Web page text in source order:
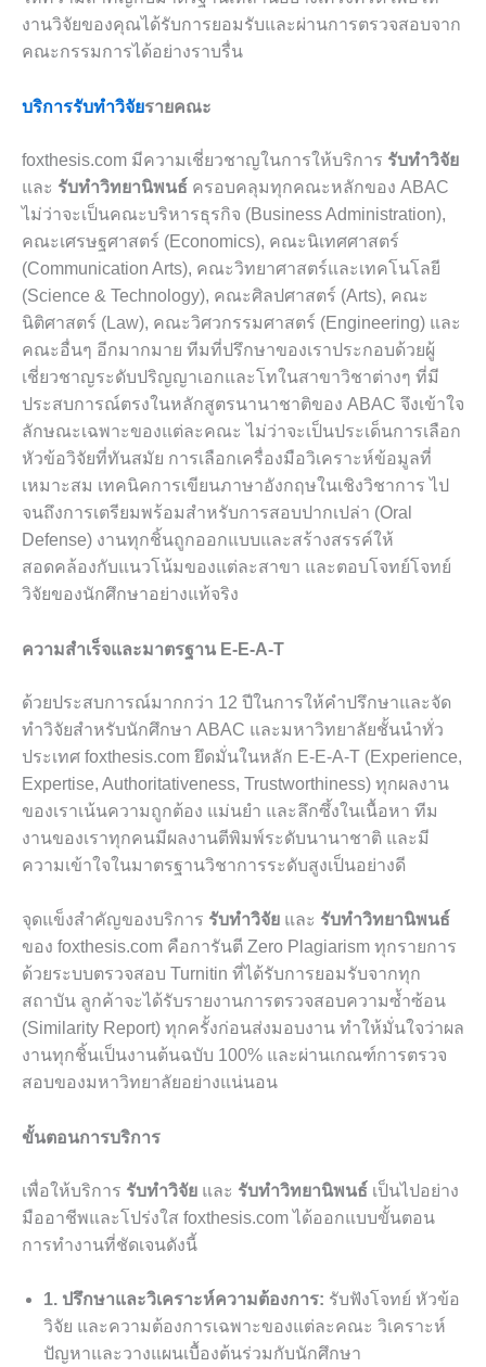
งานวิจัยของคุณได้รับการยอมรับและผ่านการตรวจสอบจาก
คณะกรรมการได้อย่างราบรื่น
บริการรับทำวิจัยรายคณะ
foxthesis.com มีความเชี่ยวชาญในการให้บริการ รับทำวิจัย
และ รับทำวิทยานิพนธ์ ครอบคลุมทุกคณะหลักของ ABAC
ไม่ว่าจะเป็นคณะบริหารธุรกิจ (Business Administration),
คณะเศรษฐศาสตร์ (Economics), คณะนิเทศศาสตร์
(Communication Arts), คณะวิทยาศาสตร์และเทคโนโลยี
(Science & Technology), คณะศิลปศาสตร์ (Arts), คณะ
นิติศาสตร์ (Law), คณะวิศวกรรมศาสตร์ (Engineering) และ
คณะอื่นๆ อีกมากมาย ทีมที่ปรึกษาของเราประกอบด้วยผู้
เชี่ยวชาญระดับปริญญาเอกและโทในสาขาวิชาต่างๆ ที่มี
ประสบการณ์ตรงในหลักสูตรนานาชาติของ ABAC จึงเข้าใจ
ลักษณะเฉพาะของแต่ละคณะ ไม่ว่าจะเป็นประเด็นการเลือก
หัวข้อวิจัยที่ทันสมัย การเลือกเครื่องมือวิเคราะห์ข้อมูลที่
เหมาะสม เทคนิคการเขียนภาษาอังกฤษในเชิงวิชาการ ไป
จนถึงการเตรียมพร้อมสำหรับการสอบปากเปล่า (Oral
Defense) งานทุกชิ้นถูกออกแบบและสร้างสรรค์ให้
สอดคล้องกับแนวโน้มของแต่ละสาขา และตอบโจทย์โจทย์
วิจัยของนักศึกษาอย่างแท้จริง
ความสำเร็จและมาตรฐาน E-E-A-T
ด้วยประสบการณ์มากกว่า 12 ปีในการให้คำปรึกษาและจัด
ทำวิจัยสำหรับนักศึกษา ABAC และมหาวิทยาลัยชั้นนำทั่ว
ประเทศ foxthesis.com ยึดมั่นในหลัก E-E-A-T (Experience,
Expertise, Authoritativeness, Trustworthiness) ทุกผลงาน
ของเราเน้นความถูกต้อง แม่นยำ และลึกซึ้งในเนื้อหา ทีม
งานของเราทุกคนมีผลงานตีพิมพ์ระดับนานาชาติ และมี
ความเข้าใจในมาตรฐานวิชาการระดับสูงเป็นอย่างดี
จุดแข็งสำคัญของบริการ รับทำวิจัย และ รับทำวิทยานิพนธ์
ของ foxthesis.com คือการันตี Zero Plagiarism ทุกรายการ
ด้วยระบบตรวจสอบ Turnitin ที่ได้รับการยอมรับจากทุก
สถาบัน ลูกค้าจะได้รับรายงานการตรวจสอบความซ้ำซ้อน
(Similarity Report) ทุกครั้งก่อนส่งมอบงาน ทำให้มั่นใจว่าผล
งานทุกชิ้นเป็นงานต้นฉบับ 100% และผ่านเกณฑ์การตรวจ
สอบของมหาวิทยาลัยอย่างแน่นอน
ขั้นตอนการบริการ
เพื่อให้บริการ รับทำวิจัย และ รับทำวิทยานิพนธ์ เป็นไปอย่าง
มืออาชีพและโปร่งใส foxthesis.com ได้ออกแบบขั้นตอน
การทำงานที่ชัดเจนดังนี้
1. ปรึกษาและวิเคราะห์ความต้องการ: รับฟังโจทย์ หัวข้อ
วิจัย และความต้องการเฉพาะของแต่ละคณะ วิเคราะห์
ปัญหาและวางแผนเบื้องต้นร่วมกับนักศึกษา